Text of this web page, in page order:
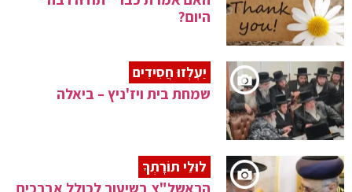
היום?
יַעְלְזוּ חֲסִידִים
שמחת בית ויז'ניץ – ביאלה
לוּלֵי תוֹרָתְךָ